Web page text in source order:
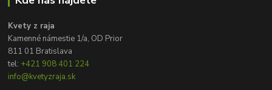
Kvety z raja
Kamenné námestie 1/a, OD Prior
811 01 Bratislava
tel: +421 908 401 224
info@kvetyzraja.sk